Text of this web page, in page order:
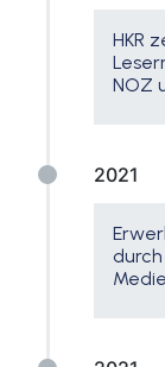
HKR
NOZ
2021